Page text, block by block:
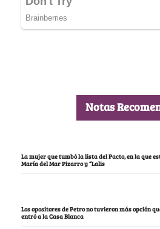
Notas
La mujer que tumbó la lista del Pacto, en la que
María del Mar Pizarro y “Lalis
Los opositores de Petro no tuvieron más opción
entró a la Casa Blanca